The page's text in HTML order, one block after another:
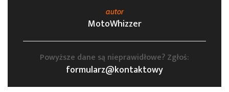
autor
MotoWhizzer
Powyższe dane są nieprawidłowe? Zgłoś:
formularz@kontaktowy